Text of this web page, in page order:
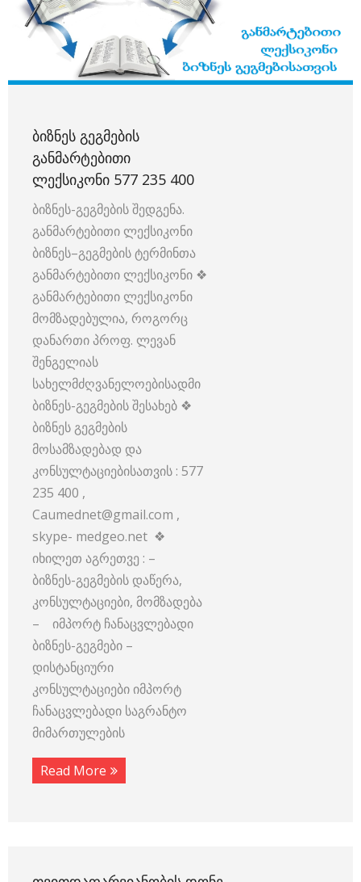
ᲑᲘᲖᲜᲔᲡ ᲒᲔᲒᲛᲔᲑᲘᲡ
ᲒᲐᲜᲛᲐᲠᲢᲔᲑᲘᲗᲘ
ᲚᲔᲥᲡᲘᲙᲝᲜᲘ 577 235 400
ბიზნეს-გეგმების შედგენა.
განმარტებითი ლექსიკონი
ბიზნეს–გეგმების ტერმინთა
განმარტებითი ლექსიკონი ❖
განმარტებითი ლექსიკონი
მომზადებულია, როგორც
დანართი პროფ. ლევან
შენგელიას
სახელმძღვანელოებისადმი
ბიზნეს-გეგმების შესახებ ❖
ბიზნეს გეგმების
მოსამზადებად და
კონსულტაციებისათვის : 577
235 400 ,
Caumednet@gmail.com ,
skype- medgeo.net ❖
იხილეთ აგრეთვე : –
ბიზნეს-გეგმების დაწერა,
კონსულტაციები, მომზადება
– იმპორტ ჩანაცვლებადი
ბიზნეს-გეგმები –
დისტანციური
კონსულტაციები იმპორტ
ჩანაცვლებადი საგრანტო
მიმართულების
Read More